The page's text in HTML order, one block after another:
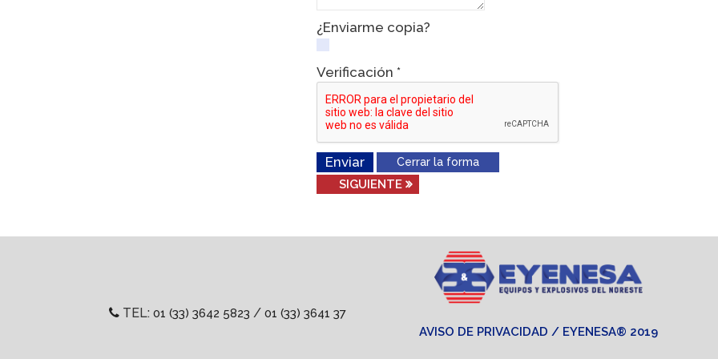
¿Enviarme copia?
Verificación *
Enviar Cerrar la forma
TEL: 01 (33) 3642 5823 / 01 (33) 3641 37
AVISO DE PRIVACIDAD / EYENESA® 2019